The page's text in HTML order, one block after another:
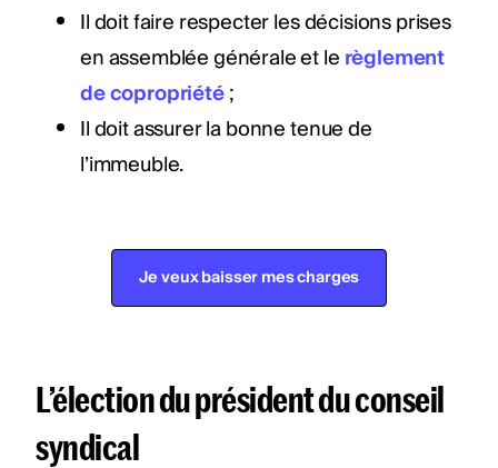
Il doit faire respecter les décisions prises
en assemblée générale et lerèglement
de copropriété;
Il doit assurer la bonne tenue de
l’immeuble.
Je veux baisser mes charges
L’élection du président du conseil
syndical